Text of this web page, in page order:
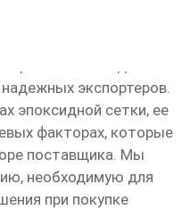
экспортеров.
эпоксидной сетки, ее
факторах, которые
поставщика. Мы
необходимую для
при покупке